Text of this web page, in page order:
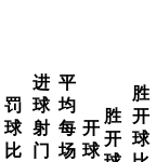
罚
球
比
进
球
射
门
平
均
每
场
开
球
胜
开
胜
开
球